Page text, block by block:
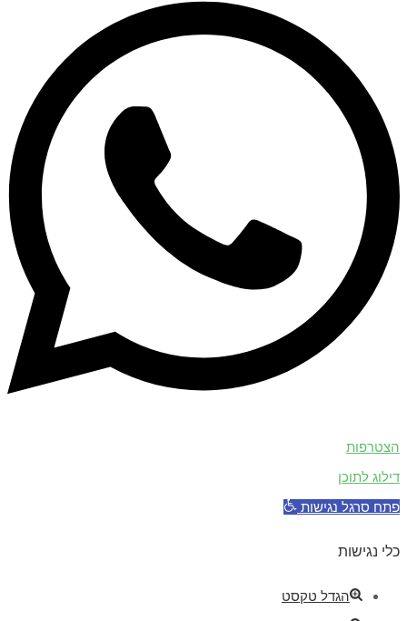
הצטרפות
דילוג לתוכן
פתח סרגל נגישות
כלי נגישות
הגדל טקסט